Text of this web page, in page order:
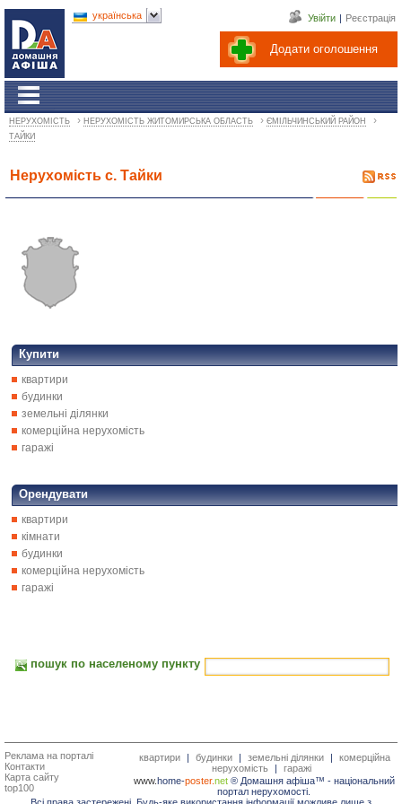
Додати оголошення
Увійти | Реєстрація
українська
НЕРУХОМІСТЬ › НЕРУХОМІСТЬ ЖИТОМИРСЬКА ОБЛАСТЬ › ЄМІЛЬЧИНСЬКИЙ РАЙОН ›
ТАЙКИ
Нерухомість с. Тайки
Купити
квартири
будинки
земельні ділянки
комерційна нерухомість
гаражі
Орендувати
квартири
кімнати
будинки
комерційна нерухомість
гаражі
пошук по населеному пункту
Реклама на порталі
Контакти
Карта сайту
top100
квартири | будинки | земельні ділянки |
комерційна
нерухомість
|
гаражі
www.home-poster.net® Домашня афіша™ - національний
портал нерухомості.